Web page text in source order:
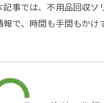
記事では、不用品回収
で、時間も手間もかけ